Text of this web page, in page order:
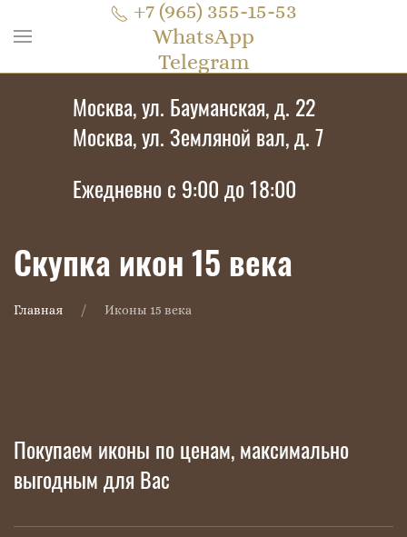
+7 (965) 355-15-53
WhatsApp
Telegram
Москва, ул. Бауманская, д. 22
Москва, ул. Земляной вал, д. 7
Ежедневно с 9:00 до 18:00
Скупка икон 15 века
Главная Иконы 15 века
Покупаем иконы по ценам, максимально
выгодным для Вас